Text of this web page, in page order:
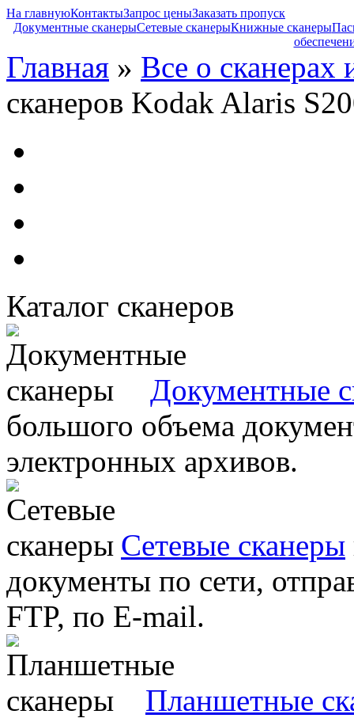
На главнуюКонтактыЗапрос ценыЗаказать пропуск
Документные сканерыСетевые сканерыКнижные сканеры
Главная » Все о сканерах
сканеров Kodak Alaris
Каталог сканеров
Документные
большого объема
электронных архивов.
Сетевые сканеры
документы по сети,
FTP, по E-mail.
Планшетные